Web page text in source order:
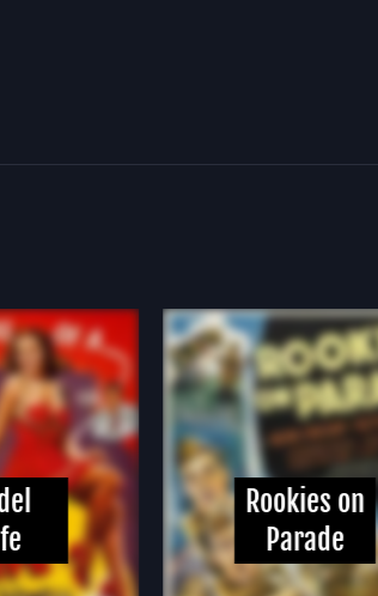
Rookies on
Parade